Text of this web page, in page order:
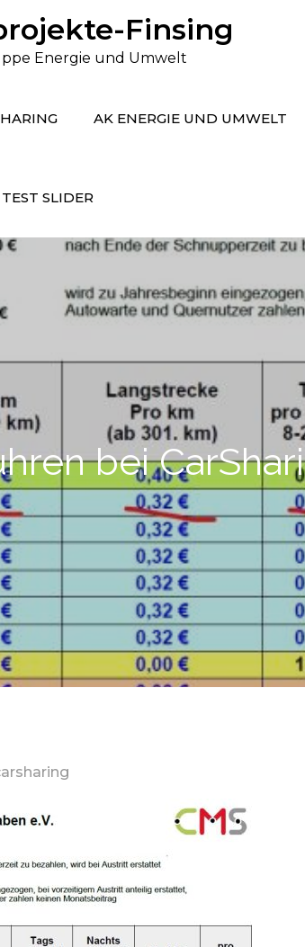
Finsing
Energie und Umwelt
AK ENERGIE UND UMWELT
TEST SLIDER
bei